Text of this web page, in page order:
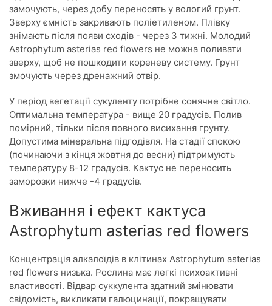
замочують, через добу переносять у вологий грунт.
Зверху ємність закривають поліетиленом. Плівку
знімають після появи сходів - через 3 тижні. Молодий
Astrophytum asterias red flowers не можна поливати
зверху, щоб не пошкодити кореневу систему. Грунт
змочують через дренажний отвір.
У період вегетації сукуленту потрібне сонячне світло.
Оптимальна температура - вище 20 градусів. Полив
помірний, тільки після повного висихання грунту.
Допустима мінеральна підгодівля. На стадії спокою
(починаючи з кінця жовтня до весни) підтримують
температуру 8-12 градусів. Кактус не переносить
заморозки нижче -4 градусів.
Вживання і ефект кактуса
Astrophytum asterias red flowers
Концентрація алкалоїдів в клітинах Astrophytum asterias
red flowers низька. Рослина має легкі психоактивні
властивості. Відвар суккулента здатний змінювати
свідомість, викликати галюцинації, покращувати